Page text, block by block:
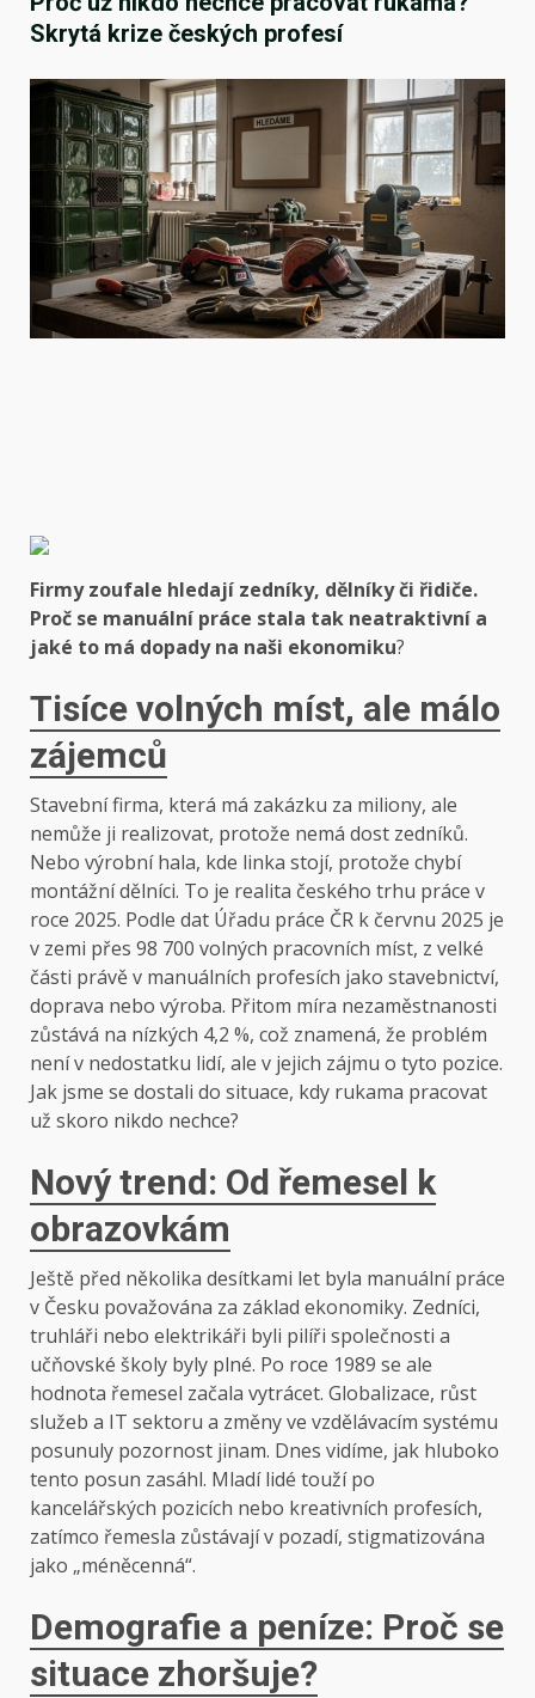
Skrytá krize českých profesí
Firmy zoufale hledají zedníky, dělníky či řidiče.
Proč se manuální práce stala tak neatraktivní a
jaké to má dopady na naši ekonomiku?
Tisíce volných míst, ale málo
zájemců
Stavební firma, která má zakázku za miliony, ale
nemůže ji realizovat, protože nemá dost zedníků.
Nebo výrobní hala, kde linka stojí, protože chybí
montážní dělníci. To je realita českého trhu práce v
roce 2025. Podle dat Úřadu práce ČR k červnu 2025 je
v zemi přes 98 700 volných pracovních míst, z velké
části právě v manuálních profesích jako stavebnictví,
doprava nebo výroba. Přitom míra nezaměstnanosti
zůstává na nízkých 4,2 %, což znamená, že problém
není v nedostatku lidí, ale v jejich zájmu o tyto pozice.
Jak jsme se dostali do situace, kdy rukama pracovat
už skoro nikdo nechce?
Nový trend: Od řemesel k
obrazovkám
Ještě před několika desítkami let byla manuální práce
v Česku považována za základ ekonomiky. Zedníci,
truhláři nebo elektrikáři byli pilíři společnosti a
učňovské školy byly plné. Po roce 1989 se ale
hodnota řemesel začala vytrácet. Globalizace, růst
služeb a IT sektoru a změny ve vzdělávacím systému
posunuly pozornost jinam. Dnes vidíme, jak hluboko
tento posun zasáhl. Mladí lidé touží po
kancelářských pozicích nebo kreativních profesích,
zatímco řemesla zůstávají v pozadí, stigmatizována
jako „méněcenná“.
Demografie a peníze: Proč se
situace zhoršuje?